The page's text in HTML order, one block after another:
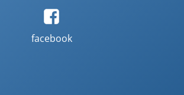
facebook